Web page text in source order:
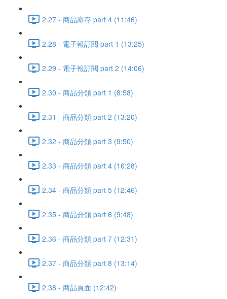
2.27 - 商品庫存 part 4 (11:46)
2.28 - 電子報訂閱 part 1 (13:25)
2.29 - 電子報訂閱 part 2 (14:06)
2.30 - 商品分類 part 1 (8:58)
2.31 - 商品分類 part 2 (13:20)
2.32 - 商品分類 part 3 (9:50)
2.33 - 商品分類 part 4 (16:28)
2.34 - 商品分類 part 5 (12:46)
2.35 - 商品分類 part 6 (9:48)
2.36 - 商品分類 part 7 (12:31)
2.37 - 商品分類 part 8 (13:14)
2.38 - 商品頁面 (12:42)